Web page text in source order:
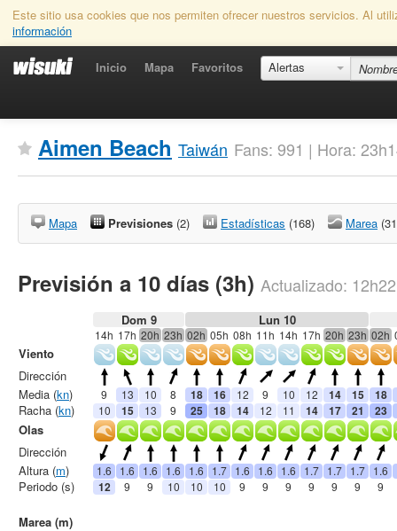
Este sitio usa cookies que nos permiten ofrecer nuestros servicios. Al
información
Inicio Mapa Favoritos Alertas
Aimen Beach Taiwán Fans: 991 | Hora:
Mapa Previsiones (2) Estadísticas (168) Marea
Previsión a 10 días (3h) Actualizado: 12h22
Dom 9 Lun 10
14h 17h 20h 23h 02h 05h 08h 11h 14h 17h 20h 23h 02h
9 13 10 8 18 16 12 9 10 12 14 15 18
10 15 13 9 25 18 14 12 11 14 17 21 23
1.6 1.6 1.6 1.6 1.6 1.7 1.6 1.6 1.6 1.7 1.7 1.7 1.6
12 9 9 10 10 10 9 9 9 9 9 9 9
Viento
Dirección
Media (kn)
Racha (kn)
Olas
Dirección
Altura (m)
Periodo (s)
Marea (m)